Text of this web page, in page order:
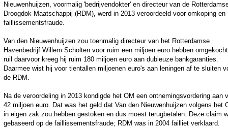
Nieuwenhuijzen, voormalig 'bedrijvendokter' en directeur van de
Droogdok Maatschappij (RDM), werd in 2013 veroordeeld voor omkoping en
faillissementsfraude.
Van den Nieuwenhuijzen zou toenmalig directeur van het Rotterdamse
Havenbedrijf Willem Scholten voor ruim een miljoen euro hebben
ruil daarvoor kreeg hij ruim 180 miljoen euro aan dubieuze bankgaranties.
Daarmee wist hij voor tientallen miljoenen euro's aan leningen af te sluiten
de RDM.
Na de veroordeling in 2013 kondigde het OM een ontnemingsvordering aan
42 miljoen euro. Dat was het geld dat Van den Nieuwenhuijzen volgens het
in eigen zak zou hebben gestoken en dus moest terugbetalen. Deze claim
gebaseerd op de faillissementsfraude; RDM was in 2004 failliet verklaard.